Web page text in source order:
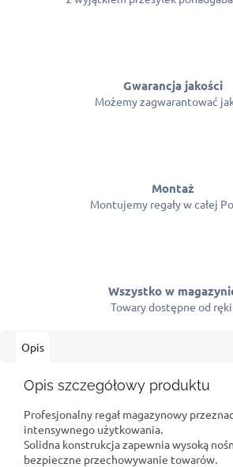
Gwarancja jakości
Możemy zagwarantować
Montaż
Montujemy regały w całej
Wszystko w
Towary dostępne od
Opis
Opis szczegółowy produktu
Profesjonalny regał magazynowy
intensywnego użytkowania.
Solidna konstrukcja zapewnia wysoką
bezpieczne przechowywanie towarów.